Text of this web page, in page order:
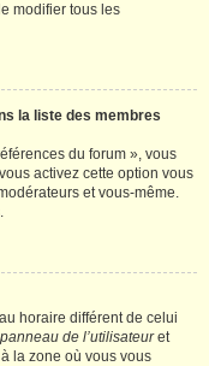
modifier tous les
la liste des membres
du forum », vous
activez cette option vous
et vous-même.
horaire différent de celui
panneau de l’utilisateuret
la zone où vous vous